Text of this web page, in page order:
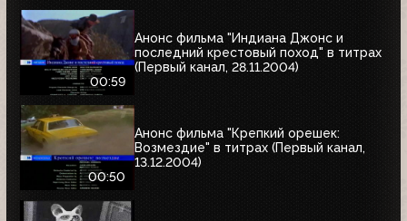
00:59
Анонс фильма "Индиана Джонс и
последний крестовый поход" в титрах
(Первый канал, 28.11.2004)
00:50
Анонс фильма "Крепкий орешек:
Возмездие" в титрах (Первый канал,
13.12.2004)